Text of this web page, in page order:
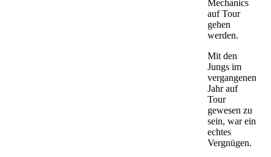
Mechanics
auf Tour
gehen
werden.
Mit den
Jungs im
vergangenen
Jahr auf
Tour
gewesen zu
sein, war ein
echtes
Vergnügen.